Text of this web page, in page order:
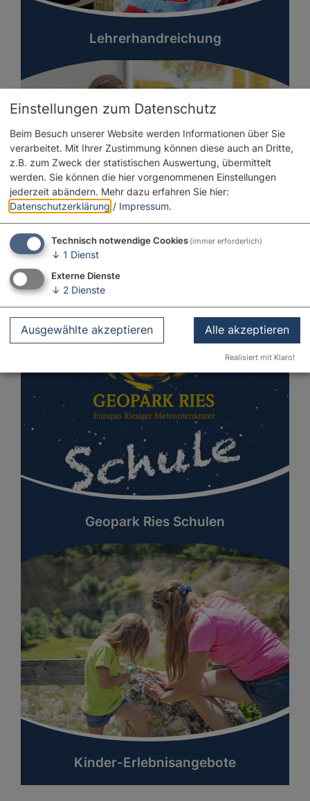
Lehrerhandreichung
Aktionen & Infomaterial
Geopark Ries Schulen
Kinder-Erlebnisangebote
Einstellungen zum Datenschutz
Beim Besuch unserer Website werden Informationen über Sie
verarbeitet. Mit Ihrer Zustimmung können diese auch an Dritte,
z.B. zum Zweck der statistischen Auswertung, übermittelt
werden. Sie können die hier vorgenommenen Einstellungen
jederzeit abändern. Mehr dazu erfahren Sie hier:
Datenschutzerklärung / Impressum.
Technisch notwendige Cookies (immer erforderlich)
↓ 1 Dienst
Externe Dienste
↓ 2 Dienste
Ausgewählte akzeptieren Alle akzeptieren
Realisiert mit Klaro!